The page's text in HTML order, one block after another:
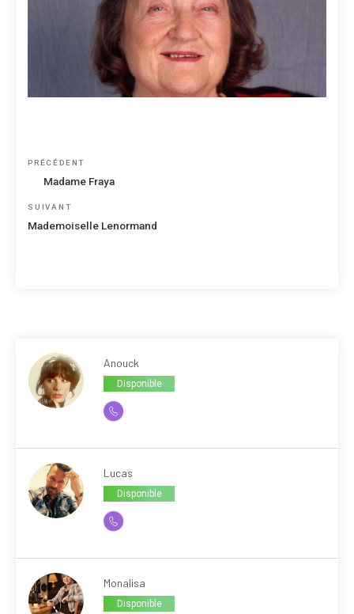
Navigation
Article
précédent
PRÉCÉDENT
Madame Fraya
Article
suivant
SUIVANT
Mademoiselle Lenormand
Anouck
Disponible
Lucas
Disponible
Monalisa
Disponible